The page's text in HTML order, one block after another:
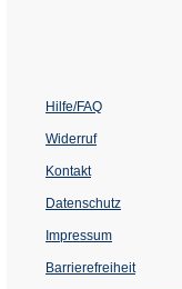
Hilfe/FAQ
Widerruf
Kontakt
Datenschutz
Impressum
Barrierefreiheit